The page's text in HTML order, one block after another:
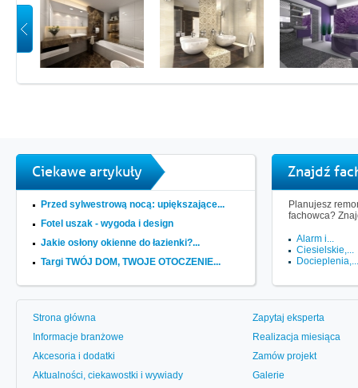
Ciekawe artykuły
Przed sylwestrową nocą: upiększające...
Fotel uszak - wygoda i design
Jakie osłony okienne do łazienki?...
Targi TWÓJ DOM, TWOJE OTOCZENIE...
Znajdź
Planujesz
fachowca?
Alarm i...
Ciesielskie,...
Docieplenia,...
Strona główna
Informacje branżowe
Akcesoria i dodatki
Aktualności, ciekawostki i wywiady
Zapytaj eksperta
Realizacja miesiąca
Zamów projekt
Galerie